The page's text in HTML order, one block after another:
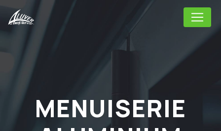
MENUISERIE
Panneau de gestion des cookies